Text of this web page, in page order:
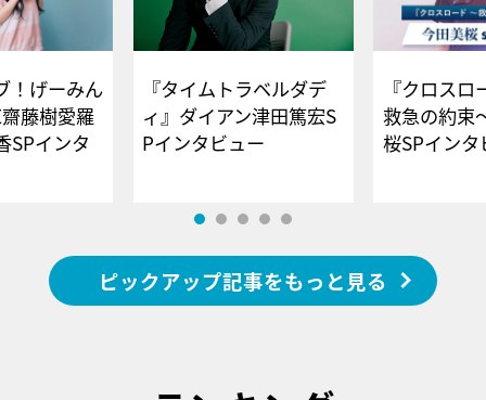
！げーみん
藤樹愛羅
SPインタ
『タイムトラベルダデ
ィ』ダイアン津田篤宏S
Pインタビュー
『クロス
救急の約束
桜SPイ
ピックアップ記事をもっと見る